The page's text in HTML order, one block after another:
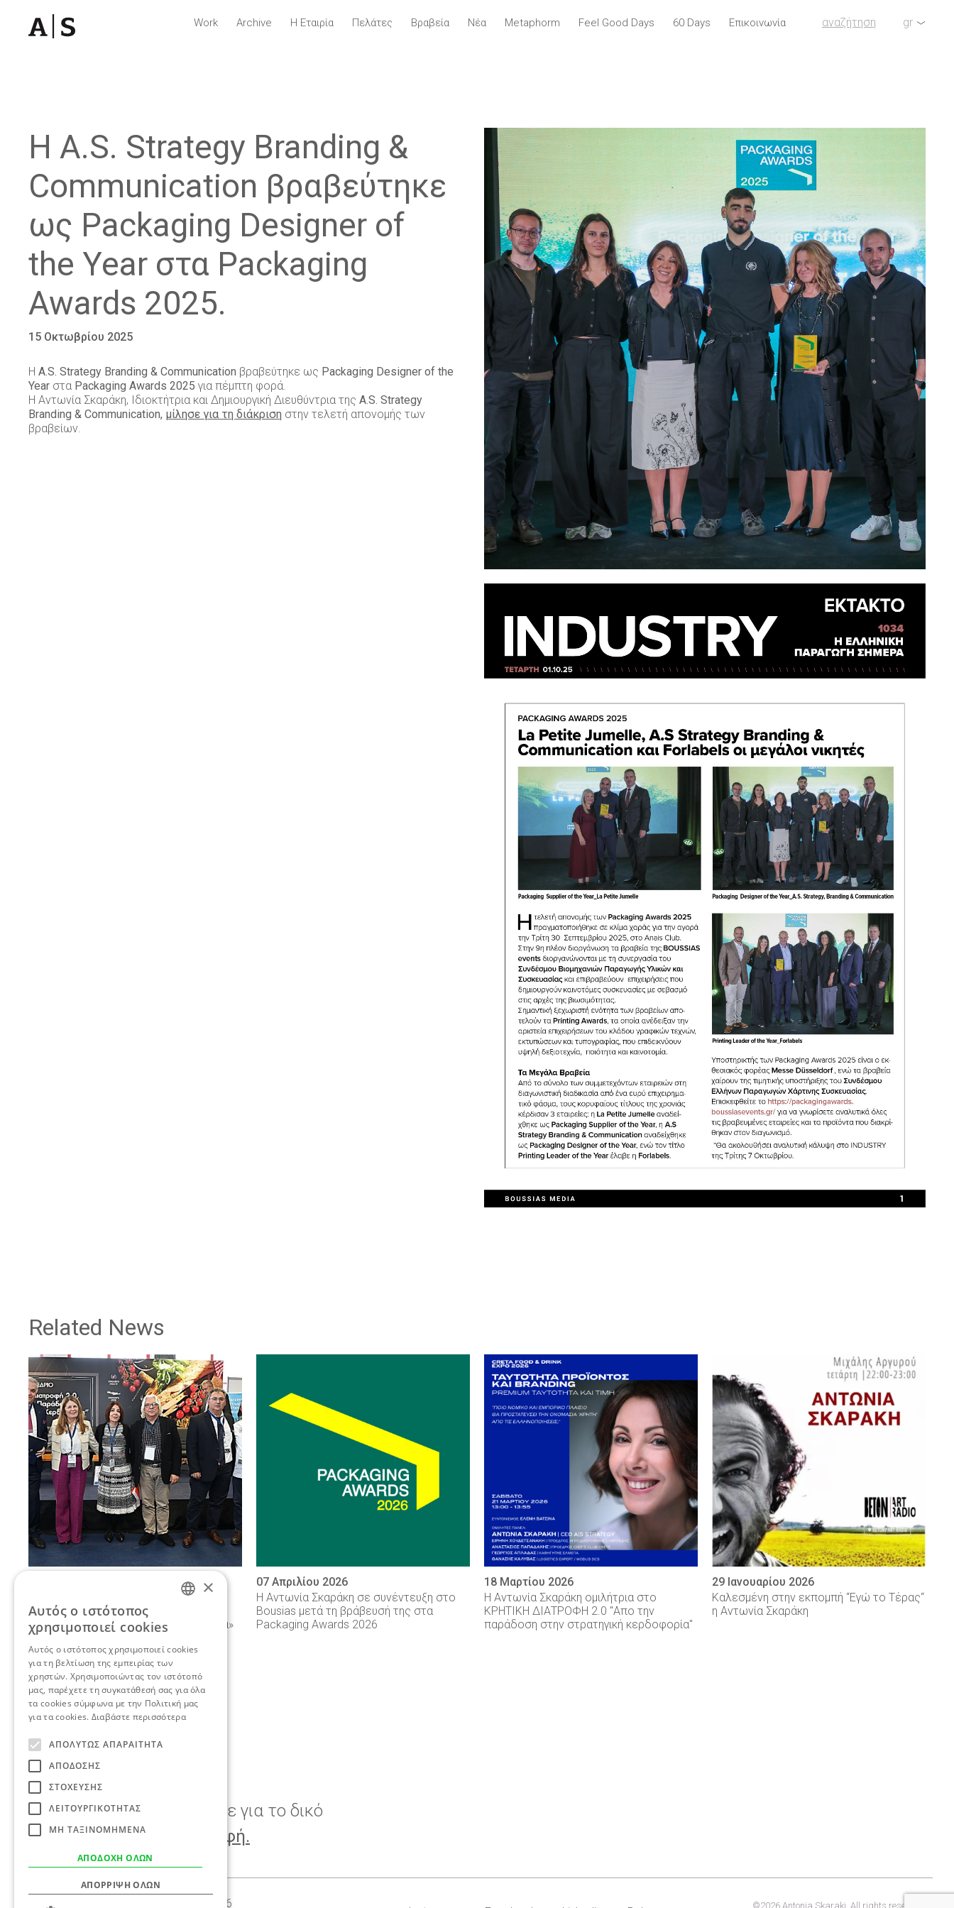
Work Archive Η Εταιρία Πελάτες Βραβεία Νέα Metaphorm Feel Good Days 60 Days Επικοινωνία αναζήτηση gr
Η A.S. Strategy Branding &
Communication βραβεύτηκε
ως Packaging Designer of
the Year στα Packaging
Awards 2025.
15 Οκτωβρίου 2025
Η A.S. Strategy Branding & Communication βραβεύτηκε ως Packaging Designer of the
Year στα Packaging Awards 2025 για πέμπτη φορά.
Η Αντωνία Σκαράκη, Ιδιοκτήτρια και Δημιουργική Διευθύντρια της A.S. Strategy
Branding & Communication, μίλησε για τη διάκριση στην τελετή απονομής των
βραβείων.
Related News
Η Αντωνία Σκαράκη στο συνέδριο
«Κρητική Διατροφή 2.0 – Από την
Παράδοση στη Στρατηγική Κερδοφορία»
του Επιμελητηρίου Ηρακλείου
07 Απριλίου 2026
Η Αντωνία Σκαράκη σε συνέντευξη στο
Bousias μετά τη βράβευσή της στα
Packaging Awards 2026
18 Μαρτίου 2026
Η Αντωνία Σκαράκη ομιλήτρια στο
ΚΡΗΤΙΚΗ ΔΙΑΤΡΟΦΗ 2.0 "Απο την
παράδοση στην στρατηγική κερδοφορία"
29 Ιανουαρίου 2026
Καλεσμένη στην εκπομπή “Εγώ το Τέρας“
η Αντωνία Σκαράκη
Αν θέλετε να συζητήσουμε για το δικό
σας project,ελάτε σε επαφή.
Γεωργαντά 10, 210 8086 636 ©2026 Antonia Skaraki. All rights reserved.
×
Αυτός ο ιστότοπος
χρησιμοποιεί cookies
Αυτός ο ιστότοπος χρησιμοποιεί cookies
για τη βελτίωση της εμπειρίας των
χρηστών. Χρησιμοποιώντας τον ιστότοπό
μας, παρέχετε τη συγκατάθεσή σας για όλα
τα cookies σύμφωνα με την Πολιτική μας
για τα cookies. Διαβάστε περισσότερα
ΑΠΟΛΎΤΩΣ ΑΠΑΡΑΊΤΗΤΑ
ΑΠΌΔΟΣΗΣ
ΣΤΌΧΕΥΣΗΣ
ΛΕΙΤΟΥΡΓΙΚΌΤΗΤΑΣ
ΜΗ ΤΑΞΙΝΟΜΗΜΈΝΑ
ΑΠΟΔΟΧΉ ΌΛΩΝ
ΑΠΌΡΡΙΨΗ ΌΛΩΝ